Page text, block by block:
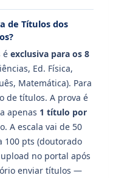
de Títulos dos
é exclusiva para os 8
Ed. Física,
Matemática). Para
de títulos. A prova é
apenas 1 título por
A escala vai de 50
100 pts (doutorado
no portal após
enviar títulos —